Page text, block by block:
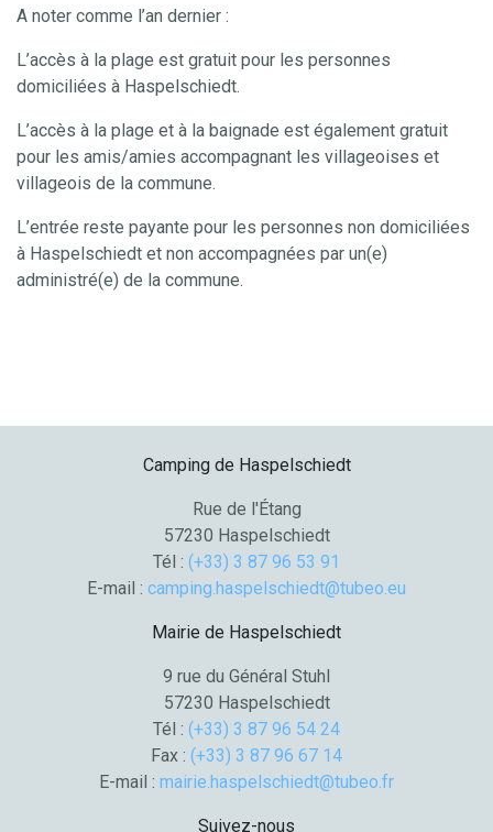
A noter comme l’an dernier :
L’accès à la plage est gratuit pour les personnes
domiciliées à Haspelschiedt.
L’accès à la plage et à la baignade est également gratuit
pour les amis/amies accompagnant les villageoises et
villageois de la commune.
L’entrée reste payante pour les personnes non domiciliées
à Haspelschiedt et non accompagnées par un(e)
administré(e) de la commune.
Camping de Haspelschiedt
Rue de l'Étang
57230 Haspelschiedt
Tél : (+33) 3 87 96 53 91
E-mail : camping.haspelschiedt@tubeo.eu
Mairie de Haspelschiedt
9 rue du Général Stuhl
57230 Haspelschiedt
Tél : (+33) 3 87 96 54 24
Fax : (+33) 3 87 96 67 14
E-mail : mairie.haspelschiedt@tubeo.fr
Suivez-nous